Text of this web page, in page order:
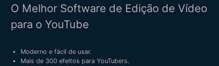
Sala de imprensa
Loja
Suporte
Recursos criativos
Vídeo/Imagem
Áudio
Soluções
Filmora para
Criar
Recursos
Central de ajuda
O Melhor Software de Edição de Vídeo
para o YouTube
Moderno e fácil de usar.
Mais de 300 efeitos para YouTubers.